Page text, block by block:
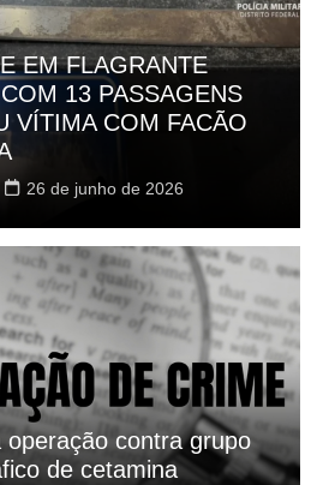
EM FLAGRANTE
13 PASSAGENS
VÍTIMA COM FACÃO
26 de junho de 2026
operação contra grupo
de cetamina